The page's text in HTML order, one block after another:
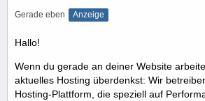
Gerade eben Anzeige
Hallo!
Wenn du gerade an deiner Website
aktuelles Hosting überdenkst: Wir
Hosting-Plattform, die speziell auf